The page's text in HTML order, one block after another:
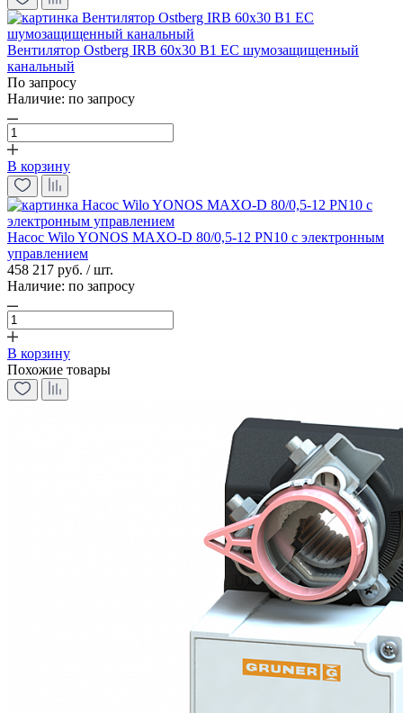
Вентилятор Ostberg IRB 60x30 B1 EC шумозащищенный
канальный
По запросу
Наличие: по запросу
В корзину
Насос Wilo YONOS MAXO-D 80/0,5-12 PN10 с электронным
управлением
458 217 руб. / шт.
Наличие: по запросу
В корзину
Похожие товары